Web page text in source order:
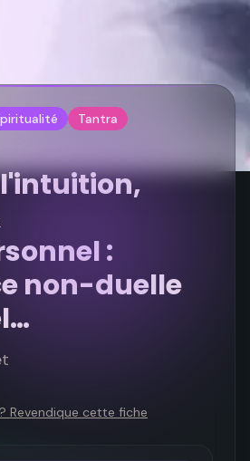
Tantra
l'intuition,
:
non-duelle
Revendique cette fiche